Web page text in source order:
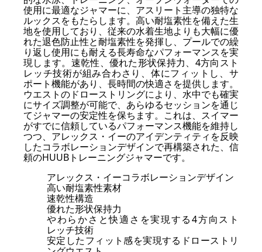
使用に最適なジャマーに、アスリート主導の独特な
ルックスをもたらします。高い耐塩素性を備えた生
地を使用しており、従来の水着生地よりも大幅に優
れた退色防止性と耐塩素性を発揮し、プールでの繰
り返し使用にも耐える長寿命なパフォーマンスを実
現します。速乾性、優れた形状保持力、4方向スト
レッチ技術が組み合わさり、体にフィットし、サ
ポート機能があり、長時間の快適さを提供します。
ウエストのドローストリングにより、水中でも確実
にサイズ調整が可能で、あらゆるセッションを通じ
てジャマーの安定性を保ちます。これは、スイマー
がすでに信頼しているパフォーマンス機能を維持し
つつ、アレックス・イーのアイデンティティを反映
したコラボレーションデザインで再構築された、信
頼のHUUBトレーニングジャマーです。
アレックス・イーコラボレーションデザイン
高い耐塩素性素材
速乾性構造
優れた形状保持力
やわらかさと快適さを実現する4方向スト
レッチ技術
安定したフィット感を実現するドローストリ